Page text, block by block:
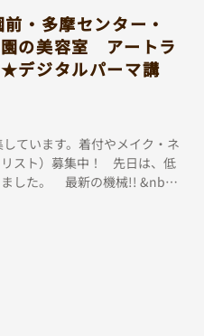
・多摩センター・
の美容室 アートラ
デジタルパーマ講
ています。着付やメイク・ネ
スト）募集中！ 先日は、低
ました。 最新の機械!! &nbs